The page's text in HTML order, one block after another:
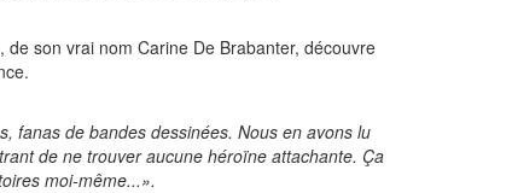
son vrai nom Carine De Brabanter, découvre
fanas de bandes dessinées. Nous en avons lu
de ne trouver aucune héroïne attachante. Ça
moi-même...».